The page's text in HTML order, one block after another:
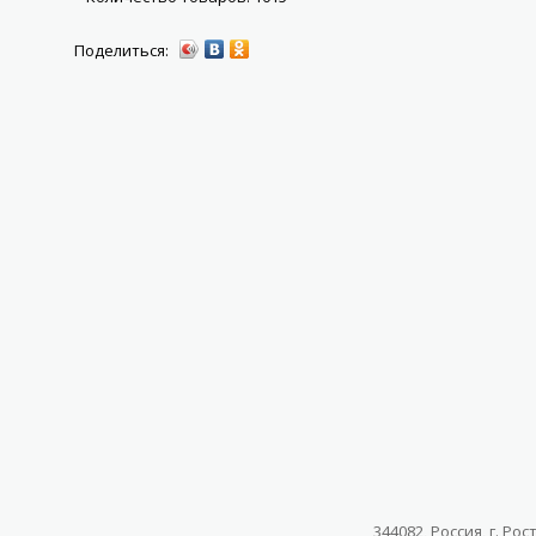
344082, Россия, г.